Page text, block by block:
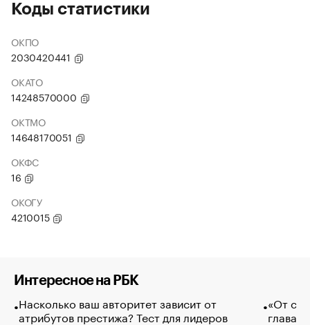
Коды статистики
ОКПО
2030420441
ОКАТО
14248570000
ОКТМО
14648170051
ОКФС
16
ОКОГУ
4210015
Интересное на РБК
Насколько ваш авторитет зависит от
атрибутов престижа? Тест для лидеров
«От
глава